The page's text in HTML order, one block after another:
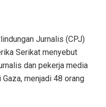
Jurnalis (CPJ)
Serikat menyebut
dan pekerja media
menjadi 48 orang